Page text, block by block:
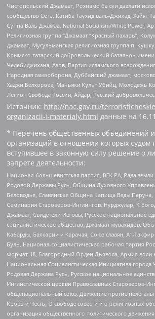
Чистопольский Джамаат, Рохнамо ба суи давлати
сообщество Сеть, Катиба Таухид валь-Джихад, Хайят
Сунна Валь Джамаа, National Socialism/White Power,
Религиозная группа “Джамаат “Красный пахарь”,
джамаат, Мусульманская религиозная группа п.
Крымско-татарский добровольческий батальон
Челебиджихана, Азов, Партия исламского
Народная самооборона, Дуббайский джамаат,
Хаджи Белхороев, Маньяки Культ Убийц, Молодёжь
Легион Свобода России, Айдар, Русский
Источник: http://nac.gov.ru/
organizacii-i-materialy.html данные на
* Перечень общественных объединений
организаций в отношении которых судом
вступившее в законную силу решение о
запрете деятельности:
Национал-большевистская партия, ВЕК РА, Рада
Родовой Державы Русь, Община Духовного
Беловодья, Славянская Община Капища Веды Перуна,
Семинария Староверов-Инглингов, Нурджулар, К
Джамаат, Свидетели Иеговы, Русское национальное
социалистическое общество, Джамаат мувахидов,
Кабарды, Балкарии и Карачая, Союз славян, Ат-
Буль, Национал-социалистическая рабочая партия
Формат-18, Благородный Орден Дьявола, Армия воли
Национальная Социалистическая Инициатива города
Родовая Держава Русь, Русское национальное
Инглистической церкви Православных Староверов-
общенациональный союз, Движение против
Кровь и Честь, О свободе совести и о религиозных
организация общественного политического движения